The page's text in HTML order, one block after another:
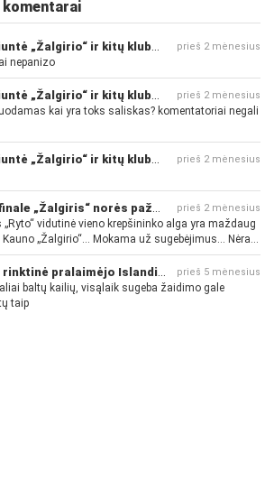
komentarai
R. Vyšniauskas pasiuntė „Žalgirio“ ir kitų klubų fanus prieš 2 mėnesius
nepanizo
R. Vyšniauskas pasiuntė „Žalgirio“ ir kitų klubų fanus prieš 2 mėnesius
kai yra toks saliskas? komentatoriai negali
R. Vyšniauskas pasiuntė „Žalgirio“ ir kitų klubų fanus prieš 2 mėnesius
J. Vainauskas: LKL finale „Žalgiris“ norės pažeminti „Rytą“ prieš 2 mėnesius
„Ryto“ vidutinė vieno krepšininko alga yra maždaug
„Žalgirio“... Mokama už sugebėjimus... Nėra
Tragedija: Lietuvos rinktinė pralaimėjo Islandijai prieš 5 mėnesius
baltų kailių, visąlaik sugeba žaidimo gale
taip